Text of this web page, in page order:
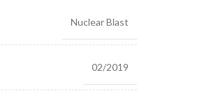
Nuclear Blast
02/2019